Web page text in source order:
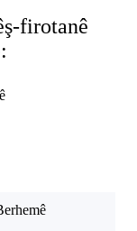
firotanê